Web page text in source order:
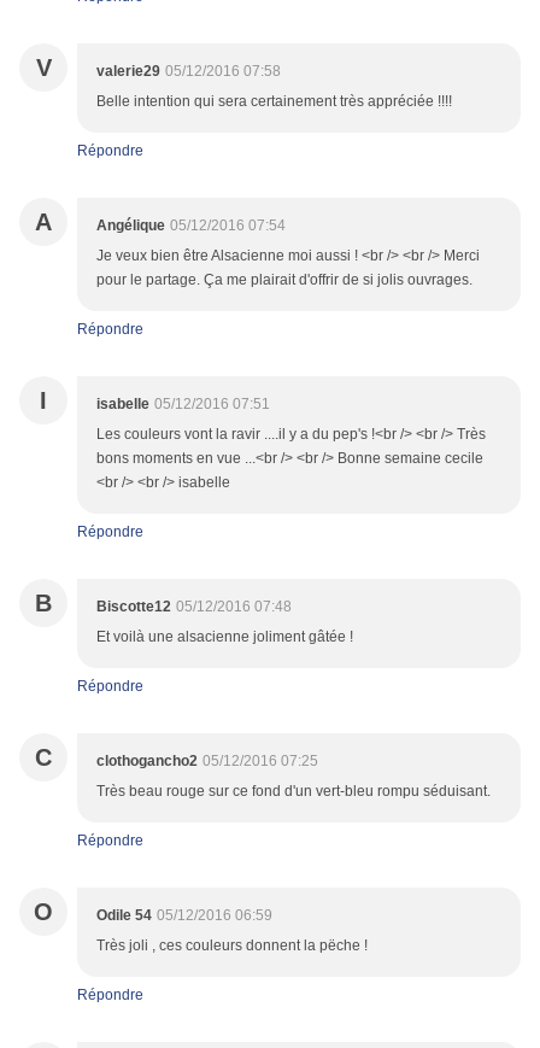
V valerie29 05/12/2016 07:58
Belle intention qui sera certainement très appréciée !!!!
Répondre
A Angélique 05/12/2016 07:54
Je veux bien être Alsacienne moi aussi ! <br /> <br /> Merci
pour le partage. Ça me plairait d'offrir de si jolis ouvrages.
Répondre
I isabelle 05/12/2016 07:51
Les couleurs vont la ravir ....il y a du pep's !<br /> <br /> Très
bons moments en vue ...<br /> <br /> Bonne semaine cecile
<br /> <br /> isabelle
Répondre
B Biscotte12 05/12/2016 07:48
Et voilà une alsacienne joliment gâtée !
Répondre
C clothogancho2 05/12/2016 07:25
Très beau rouge sur ce fond d'un vert-bleu rompu séduisant.
Répondre
O Odile 54 05/12/2016 06:59
Très joli , ces couleurs donnent la pëche !
Répondre